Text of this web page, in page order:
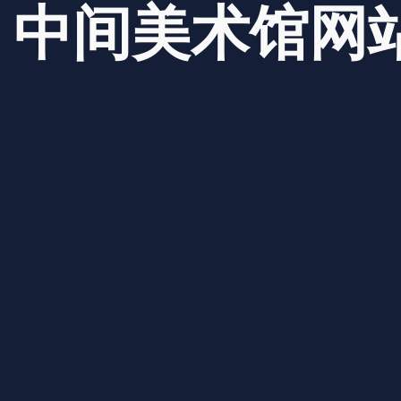
中间美术馆网